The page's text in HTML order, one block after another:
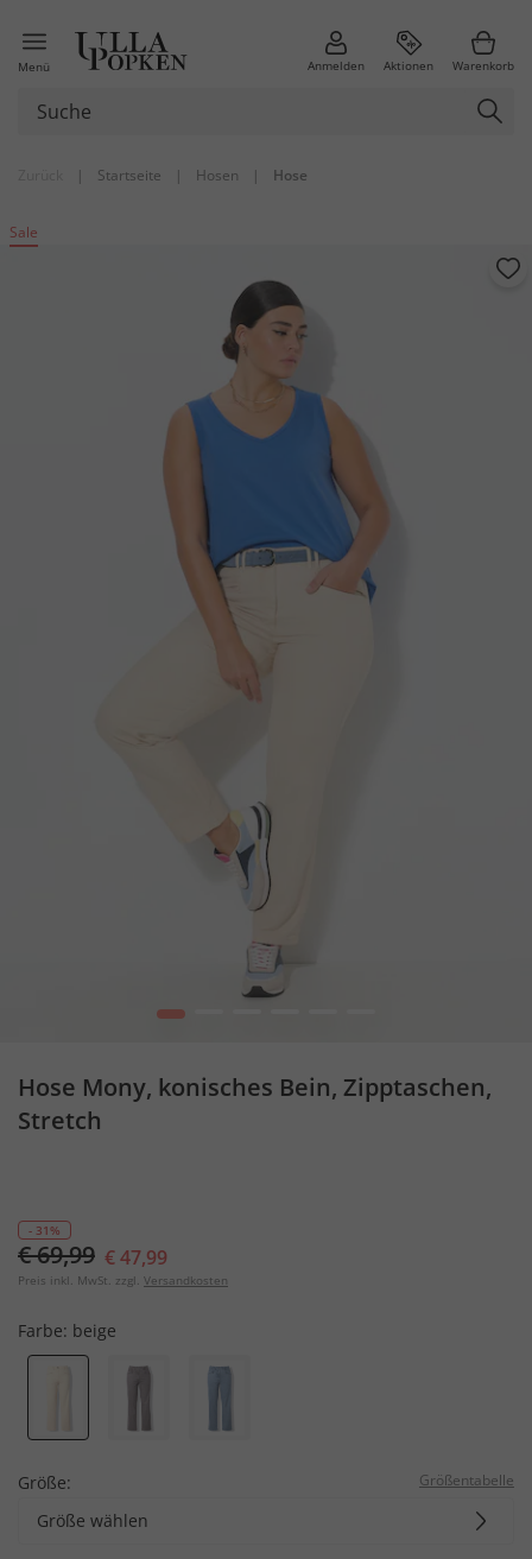
Menü Anmelden Aktionen Warenkorb
| Startseite | Hosen | Hose
Sale
1
Hose Mony, konisches Bein, Zipptaschen,
Stretch
- 31%
€ 69,99 € 47,99
Preis inkl. MwSt. zzgl. Versandkosten
Farbe: beige
Größe: Größentabelle
Größe wählen